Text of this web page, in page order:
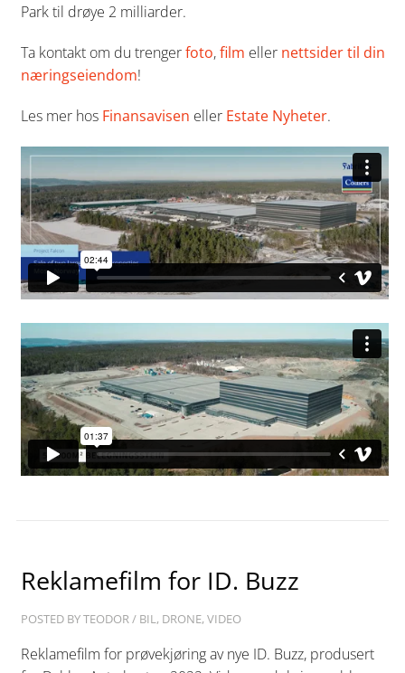
Park til drøye 2 milliarder.
Ta kontakt om du trengerfoto,film eller nettsider til din
næringseiendom!
Les mer hos Finansavisen eller Estate Nyheter.
Reklamefilm for ID. Buzz
POSTED BYTEODOR/ BIL, DRONE,VIDEO
Reklamefilm for prøvekjøring av nye ID. Buzz, produsert